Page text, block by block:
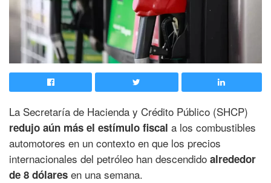
La Secretaría de Hacienda y Crédito Público (SHCP)
redujo aún más el estímulo fiscal a los combustibles
automotores en un contexto en que los precios
internacionales del petróleo han descendido alrededor
de 8 dólares en una semana.